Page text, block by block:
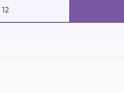
12